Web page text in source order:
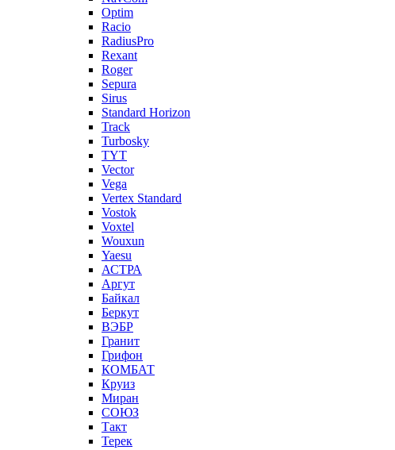
Optim
Racio
RadiusPro
Rexant
Roger
Sepura
Sirus
Standard Horizon
Track
Turbosky
TYT
Vector
Vega
Vertex Standard
Vostok
Voxtel
Wouxun
Yaesu
АСТРА
Аргут
Байкал
Беркут
ВЭБР
Гранит
Грифон
КОМБАТ
Круиз
Миран
СОЮЗ
Такт
Терек